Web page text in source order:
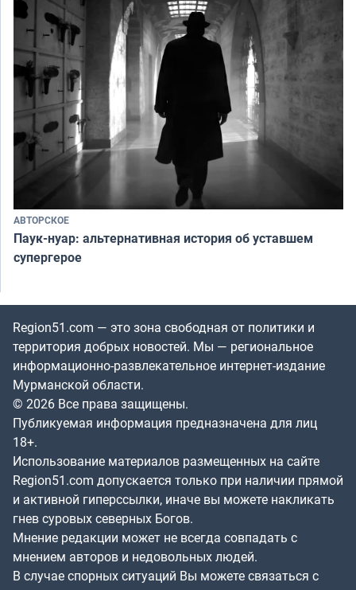
АВТОРСКОЕ
Паук-нуар: альтернативная история об уставшем
супергерое
Region51.com — это зона свободная от политики и
территория добрых новостей. Мы — региональное
информационно-развлекательное интернет-издание
Мурманской области.
© 2026 Все права защищены.
Публикуемая информация предназначена для лиц
18+.
Использование материалов размещенных на сайте
Region51.com допускается только при наличии прямой
и активной гиперссылки, иначе вы можете накликать
гнев суровых северных Богов.
Мнение редакции может не всегда совпадать с
мнением авторов и недовольных людей.
В случае спорных ситуаций Вы можете связаться с